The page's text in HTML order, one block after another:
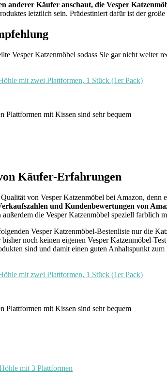
anderer Käufer anschaut, die Vesper
letztlich sein. Prädestiniert dafür ist der
Vesper Katzenmöbel sodass Sie gar nicht weiter
mit zwei Plattformen, 1 Stück (1er Pack)
Plattformen mit Kissen sind sehr bequem
Käufer-Erfahrungen
von Vesper Katzenmöbel bei Amazon, denn
und Kundenbewertungen von
außerdem die Vesper Katzenmöbel speziell farblich
Vesper Katzenmöbel-Bestenliste nur die
noch keinen eigenen Vesper Katzenmöbel-
sind und damit einen guten Anhaltspunkt
mit zwei Plattformen, 1 Stück (1er Pack)
Plattformen mit Kissen sind sehr bequem
mit 3 Plattformen